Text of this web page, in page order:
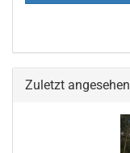
Zuletzt angesehen